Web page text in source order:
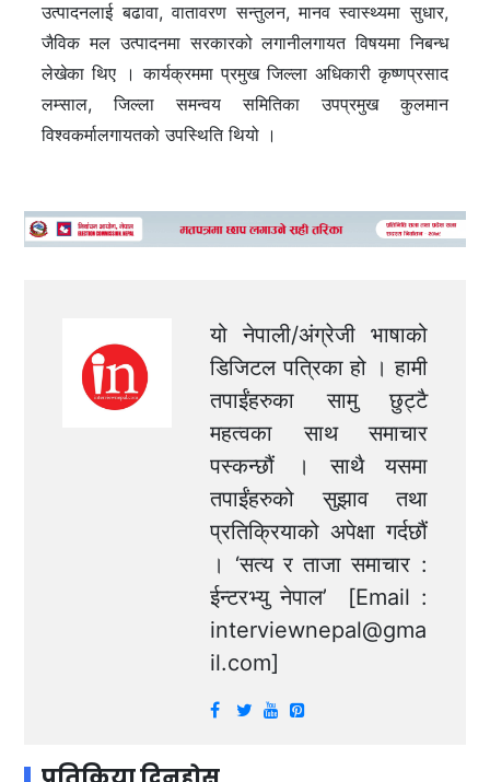
उत्पादनलाई बढावा, वातावरण सन्तुलन, मानव स्वास्थ्यमा सुधार,
जैविक मल उत्पादनमा सरकारको लगानीलगायत विषयमा निबन्ध
लेखेका थिए । कार्यक्रममा प्रमुख जिल्ला अधिकारी कृष्णप्रसाद
लम्साल, जिल्ला समन्वय समितिका उपप्रमुख कुलमान
विश्वकर्मालगायतको उपस्थिति थियो ।
यो नेपाली/अंग्रेजी भाषाको
डिजिटल पत्रिका हो । हामी
तपाईंहरुका सामु छुट्टै
महत्वका साथ समाचार
पस्कन्छौं । साथै यसमा
तपाईंहरुको सुझाव तथा
प्रतिक्रियाको अपेक्षा गर्दछौं
। ‘सत्य र ताजा समाचार :
ईन्टरभ्यु नेपाल’ [Email :
interviewnepal@gma
il.com]